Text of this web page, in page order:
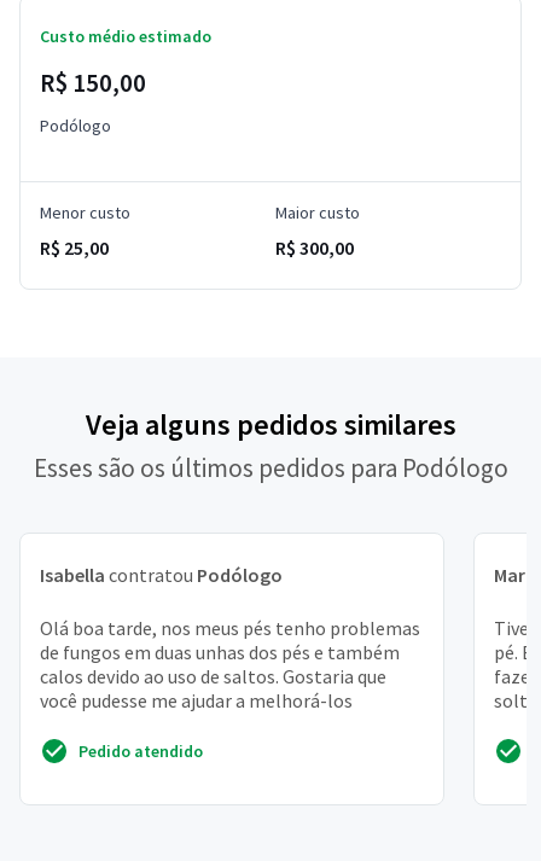
Custo médio estimado
R$ 150,00
Podólogo
Menor custo
R$ 25,00
Maior custo
R$ 300,00
Veja alguns pedidos similares
Esses são os últimos pedidos para Podólogo
Isabella contratou Podólogo
Olá boa tarde, nos meus pés tenho problemas
de fungos em duas unhas dos pés e também
calos devido ao uso de saltos. Gostaria que
você pudesse me ajudar a melhorá-los
Pedido atendido
Tive
pé.